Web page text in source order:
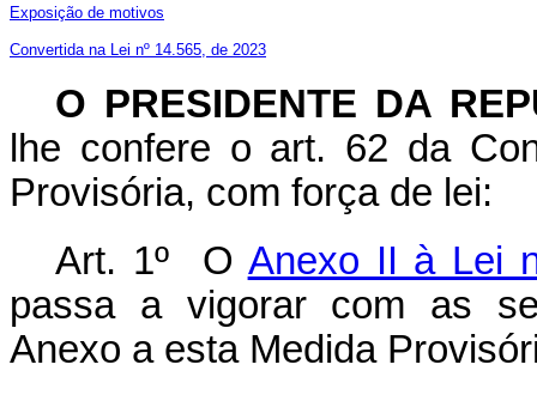
Exposição de motivos
Convertida na Lei nº 14.565, de 2023
O PRESIDENTE DA
lhe confere o art. 62 da
Provisória, com força de lei:
Art. 1º O Anexo II à Lei
passa a vigorar com as
Anexo a esta Medida